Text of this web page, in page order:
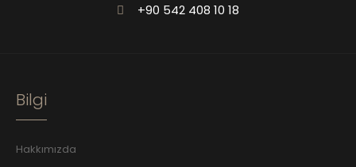
+90 542 408 10 18
Bilgi
Hakkımızda